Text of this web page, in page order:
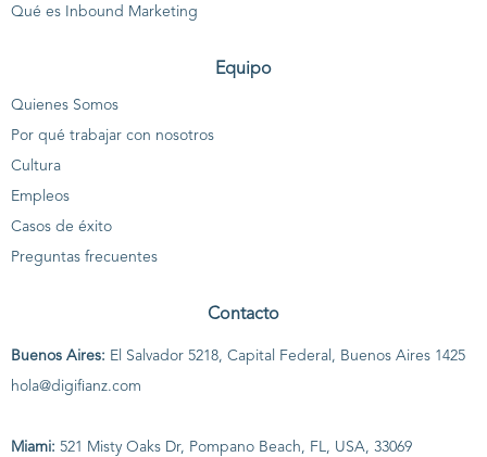
Qué es Inbound Marketing
Equipo
Quienes Somos
Por qué trabajar con nosotros
Cultura
Empleos
Casos de éxito
Preguntas frecuentes
Contacto
Buenos Aires: El Salvador 5218, Capital Federal, Buenos Aires 1425
hola@digifianz.com
Miami: 521 Misty Oaks Dr, Pompano Beach, FL, USA, 33069